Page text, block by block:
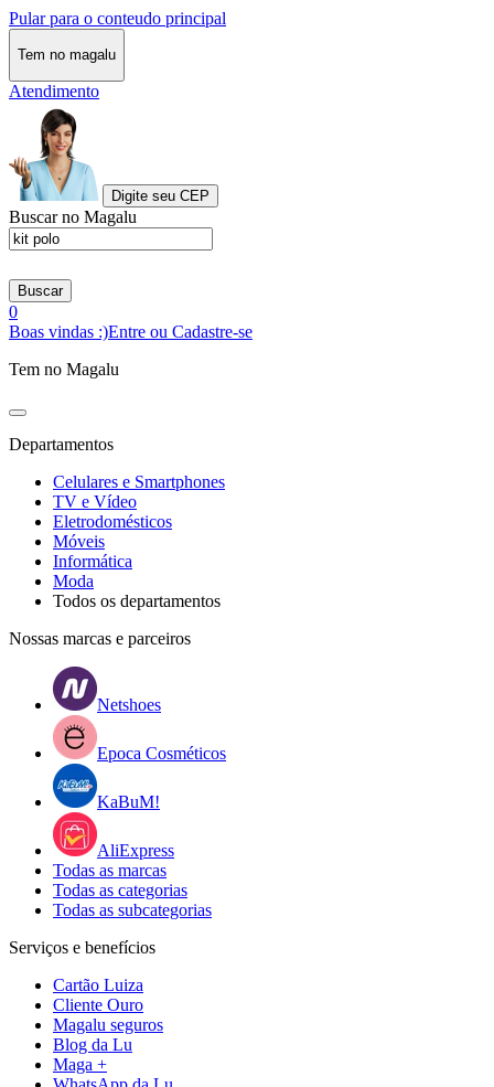
Pular para o conteudo principal
Tem no magalu
Atendimento
Digite seu CEP
Buscar no Magalu
Buscar
0
Boas vindas :)Entre ou Cadastre-se
Tem no Magalu
Departamentos
Celulares e Smartphones
TV e Vídeo
Eletrodomésticos
Móveis
Informática
Moda
Todos os departamentos
Nossas marcas e parceiros
Netshoes
Epoca Cosméticos
KaBuM!
AliExpress
Todas as marcas
Todas as categorias
Todas as subcategorias
Serviços e benefícios
Cartão Luiza
Cliente Ouro
Magalu seguros
Blog da Lu
Maga +